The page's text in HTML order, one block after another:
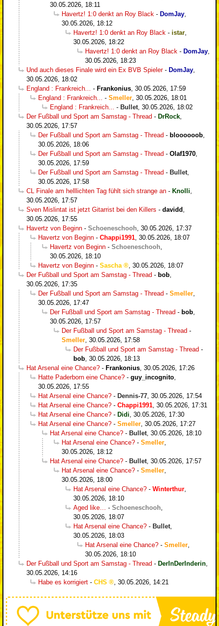
30.05.2026, 18:11
Havertz! 1:0 denkt an Roy Black - DomJay
30.05.2026, 18:12
Havertz! 1:0 denkt an Roy Black - istar
30.05.2026, 18:22
Havertz! 1:0 denkt an Roy Black - DomJay
30.05.2026, 18:23
Und auch dieses Finale wird ein Ex BVB Spieler- DomJay
30.05.2026, 18:02
England : Frankreich...
- Frankonius 30.05.2026, 17:59
England : Frankreich...
- Smeller 30.05.2026, 18:01
England : Frankreich...
- Bullet 30.05.2026, 18:02
Der Fußball und Sport am Samstag - Thread - DrRock
30.05.2026, 17:57
Der Fußball und Sport am Samstag - Thread - bloooooob
30.05.2026, 18:06
Der Fußball und Sport am Samstag - Thread - Olaf1970
30.05.2026, 17:59
Der Fußball und Sport am Samstag - Thread - Bullet
30.05.2026, 17:58
CL Finale am helllichten Tag fühlt sich strange an - Knolli
30.05.2026, 17:57
Sven Mislintat ist jetzt Gitarrist bei den Killers - davidd
30.05.2026, 17:55
Havertz von Beginn - Schoeneschooh 30.05.2026, 17:37
Havertz von Beginn - Chappi1991 30.05.2026, 18:07
Havertz von Beginn - Schoeneschooh
30.05.2026, 18:10
Havertz von Beginn - Sascha
30.05.2026, 18:07
Der Fußball und Sport am Samstag - Thread - bob
30.05.2026, 17:35
Der Fußball und Sport am Samstag - Thread - Smeller
30.05.2026, 17:47
Der Fußball und Sport am Samstag - Thread - bob
30.05.2026, 17:57
Der Fußball und Sport am Samstag - Thread -
Smeller 30.05.2026, 17:58
Der Fußball und Sport am Samstag - Thread -
bob 30.05.2026, 18:13
Hat Arsenal eine Chance? - Frankonius 30.05.2026, 17:26
Hatte Paderborn eine Chance? - guy_incognito
30.05.2026, 17:55
Hat Arsenal eine Chance? - Dennis-77 30.05.2026, 17:54
Hat Arsenal eine Chance? - Chappi1991 30.05.2026, 17:31
Hat Arsenal eine Chance? - Didi 30.05.2026, 17:30
Hat Arsenal eine Chance? - Smeller 30.05.2026, 17:27
Hat Arsenal eine Chance? - Bullet 30.05.2026, 18:10
Hat Arsenal eine Chance? - Smeller
30.05.2026, 18:12
Hat Arsenal eine Chance? - Bullet 30.05.2026, 17:57
Hat Arsenal eine Chance? - Smeller
30.05.2026, 18:00
Hat Arsenal eine Chance? - Winterthur
30.05.2026, 18:10
Aged like…
- Schoeneschooh
30.05.2026, 18:07
Hat Arsenal eine Chance? - Bullet
30.05.2026, 18:03
Hat Arsenal eine Chance? - Smeller
30.05.2026, 18:10
Der Fußball und Sport am Samstag - Thread - DerInDerInderin
30.05.2026, 14:16
Habe es korrigiert - CHS 30.05.2026, 14:21